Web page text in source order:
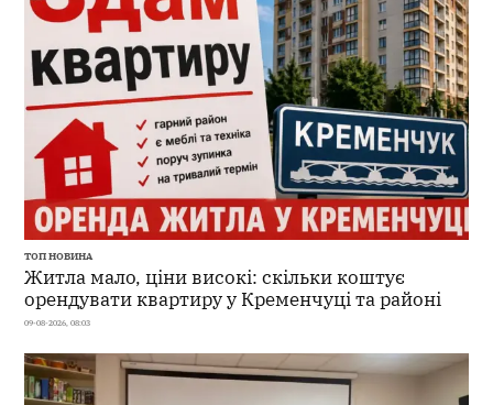
ТОП НОВИНА
Житла мало, ціни високі: скільки коштує
орендувати квартиру у Кременчуці та районі
09-08-2026, 08:03